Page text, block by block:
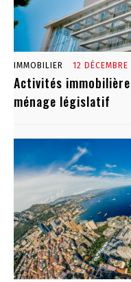
IMMOBILIER 12
Activités
ménage législatif